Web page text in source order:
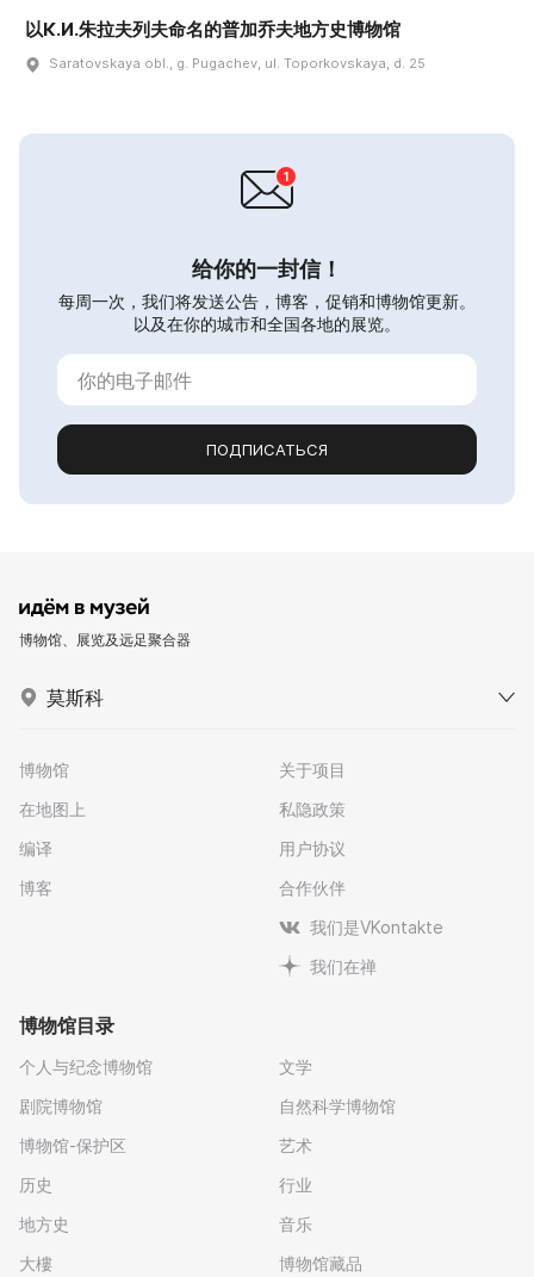
以К.И.朱拉夫列夫命名的普加乔夫地方史博物馆
Saratovskaya obl., g. Pugachev, ul. Toporkovskaya, d. 25
给你的一封信！
每周一次，我们将发送公告，博客，促销和博物馆更新。
以及在你的城市和全国各地的展览。
ПОДПИСАТЬСЯ
博物馆、展览及远足聚合器
莫斯科
博物馆
在地图上
编译
博客
关于项目
私隐政策
用户协议
合作伙伴
我们是VKontakte
我们在禅
博物馆目录
个人与纪念博物馆
剧院博物馆
博物馆-保护区
历史
地方史
大樓
文学
自然科学博物馆
艺术
行业
音乐
博物馆藏品